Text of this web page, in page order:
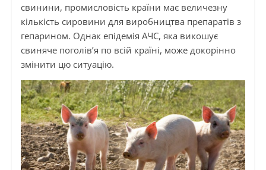
свинини, промисловість країни має величезну
кількість сировини для виробництва препаратів з
гепарином. Однак епідемія АЧС, яка викошує
свиняче поголів’я по всій країні, може докорінно
змінити цю ситуацію.